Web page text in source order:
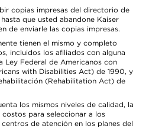
copias impresas del directorio de
que usted abandone Kaiser
de enviarle las copias impresas.
tienen el mismo y completo
incluidos los afiliados con alguna
Ley Federal de Americanos con
with Disabilities Act) de 1990, y
(Rehabilitation Act) de
los mismos niveles de calidad, la
para seleccionar a los
de atención en los planes del